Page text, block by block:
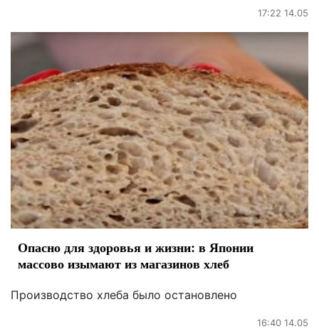
17:22 14.05
Опасно для здоровья и жизни: в Японии
массово изымают из магазинов хлеб
Производство хлеба было остановлено
16:40 14.05